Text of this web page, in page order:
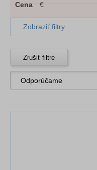
Cena €
Zobraziť filtry
Zrušiť filtre